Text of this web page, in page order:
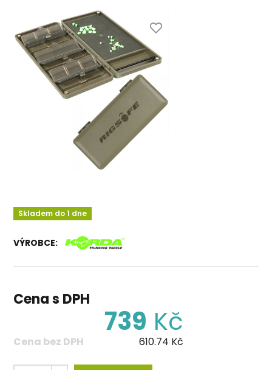
Skladem do 1 dne
VÝROBCE:
Cena s DPH
739 Kč
Cena bez DPH 610.74 Kč